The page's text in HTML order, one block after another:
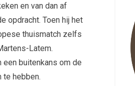
en van dan af
opdracht. Toen hij het
thuismatch zelfs
Latem.
een buitenkans om de
te hebben.